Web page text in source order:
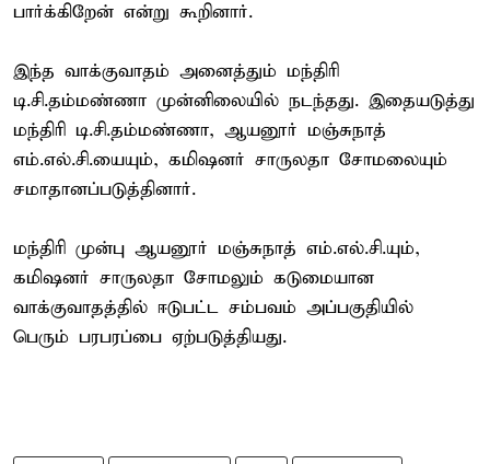
பார்க்கிறேன் என்று கூறினார்.
இந்த வாக்குவாதம் அனைத்தும் மந்திரி
டி.சி.தம்மண்ணா முன்னிலையில் நடந்தது. இதையடுத்து
மந்திரி டி.சி.தம்மண்ணா, ஆயனூர் மஞ்சுநாத்
எம்.எல்.சி.யையும், கமிஷனர் சாருலதா சோமலையும்
சமாதானப்படுத்தினார்.
மந்திரி முன்பு ஆயனூர் மஞ்சுநாத் எம்.எல்.சி.யும்,
கமிஷனர் சாருலதா சோமலும் கடுமையான
வாக்குவாதத்தில் ஈடுபட்ட சம்பவம் அப்பகுதியில்
பெரும் பரபரப்பை ஏற்படுத்தியது.